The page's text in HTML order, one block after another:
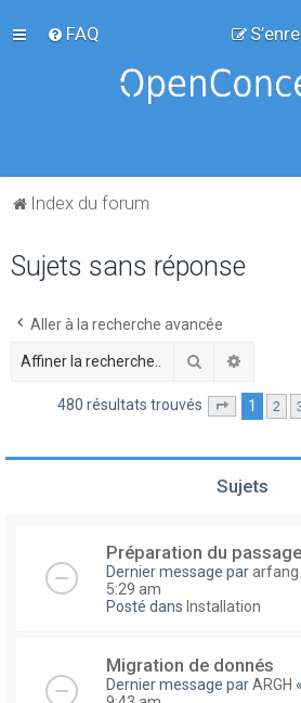
FAQ
Index du forum
Sujets sans réponse
Aller à la recherche avancée
Rechercher
480 résultats trouvés Page sur
1 2
Sujets
Préparation du
Dernier message pararfang
5:29 am
Posté dans Installation
Migration de donnés
Dernier message parARGH «